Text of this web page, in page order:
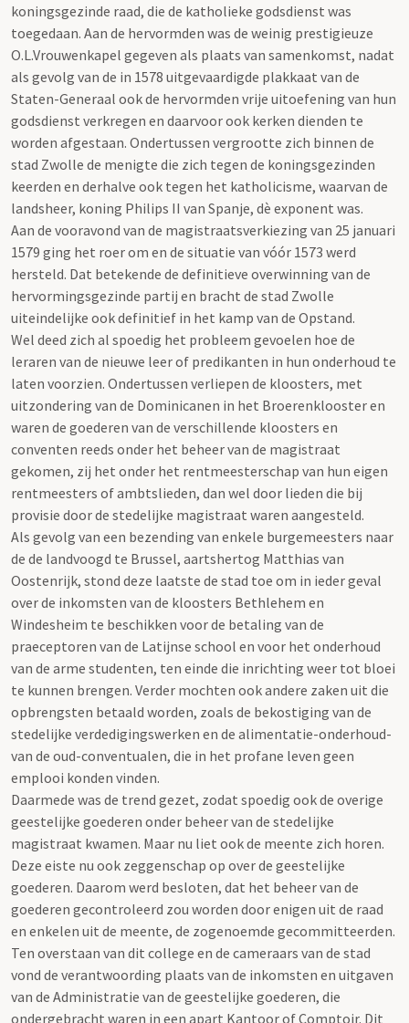
koningsgezinde raad, die de katholieke godsdienst was
toegedaan. Aan de hervormden was de weinig prestigieuze
O.L.Vrouwenkapel gegeven als plaats van samenkomst, nadat
als gevolg van de in 1578 uitgevaardigde plakkaat van de
Staten-Generaal ook de hervormden vrije uitoefening van hun
godsdienst verkregen en daarvoor ook kerken dienden te
worden afgestaan. Ondertussen vergrootte zich binnen de
stad Zwolle de menigte die zich tegen de koningsgezinden
keerden en derhalve ook tegen het katholicisme, waarvan de
landsheer, koning Philips II van Spanje, dè exponent was.
Aan de vooravond van de magistraatsverkiezing van 25 januari
1579 ging het roer om en de situatie van vóór 1573 werd
hersteld. Dat betekende de definitieve overwinning van de
hervormingsgezinde partij en bracht de stad Zwolle
uiteindelijke ook definitief in het kamp van de Opstand.
Wel deed zich al spoedig het probleem gevoelen hoe de
leraren van de nieuwe leer of predikanten in hun onderhoud te
laten voorzien. Ondertussen verliepen de kloosters, met
uitzondering van de Dominicanen in het Broerenklooster en
waren de goederen van de verschillende kloosters en
conventen reeds onder het beheer van de magistraat
gekomen, zij het onder het rentmeesterschap van hun eigen
rentmeesters of ambtslieden, dan wel door lieden die bij
provisie door de stedelijke magistraat waren aangesteld.
Als gevolg van een bezending van enkele burgemeesters naar
de de landvoogd te Brussel, aartshertog Matthias van
Oostenrijk, stond deze laatste de stad toe om in ieder geval
over de inkomsten van de kloosters Bethlehem en
Windesheim te beschikken voor de betaling van de
praeceptoren van de Latijnse school en voor het onderhoud
van de arme studenten, ten einde die inrichting weer tot bloei
te kunnen brengen. Verder mochten ook andere zaken uit die
opbrengsten betaald worden, zoals de bekostiging van de
stedelijke verdedigingswerken en de alimentatie-onderhoud-
van de oud-conventualen, die in het profane leven geen
emplooi konden vinden.
Daarmede was de trend gezet, zodat spoedig ook de overige
geestelijke goederen onder beheer van de stedelijke
magistraat kwamen. Maar nu liet ook de meente zich horen.
Deze eiste nu ook zeggenschap op over de geestelijke
goederen. Daarom werd besloten, dat het beheer van de
goederen gecontroleerd zou worden door enigen uit de raad
en enkelen uit de meente, de zogenoemde gecommitteerden.
Ten overstaan van dit college en de cameraars van de stad
vond de verantwoording plaats van de inkomsten en uitgaven
van de Administratie van de geestelijke goederen, die
ondergebracht waren in een apart Kantoor of Comptoir. Dit